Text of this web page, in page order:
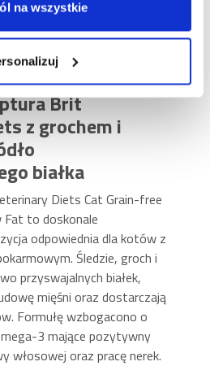
na wszystkie
trawienie i wspierają
mających częste biegunki,
lub zaburzenia
Brit
z grochem i
białka
Diets Cat Grain-free
to doskonale
odpowiednia dla kotów z
Śledzie, groch i
przyswajalnych białek,
mięśni oraz dostarczają
Formułę wzbogacono o
3 mające pozytywny
włosowej oraz pracę nerek.